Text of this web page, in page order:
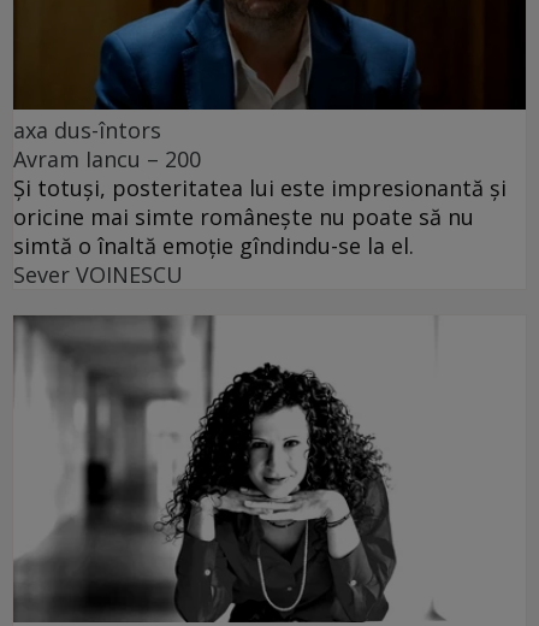
axa dus-întors
Avram Iancu – 200
Și totuși, posteritatea lui este impresionantă și
oricine mai simte românește nu poate să nu
simtă o înaltă emoție gîndindu-se la el.
Sever VOINESCU